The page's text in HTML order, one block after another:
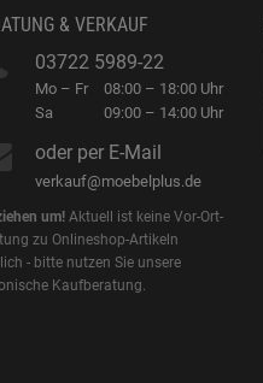
& VERKAUF
03722 5989-22
Mo – Fr
Sa
08:00 – 18:00 Uhr
09:00 – 14:00 Uhr
oder per E-Mail
verkauf@moebelplus.de
um! Aktuell ist keine Vor-Ort-
zu Onlineshop-Artikeln
- bitte nutzen Sie unsere
Kaufberatung.